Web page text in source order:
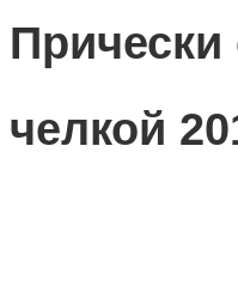
Прически
челкой